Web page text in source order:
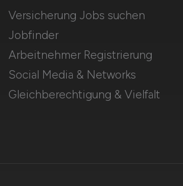
Versicherung Jobs suchen
Jobfinder
Arbeitnehmer Registrierung
Social Media & Networks
Gleichberechtigung & Vielfalt